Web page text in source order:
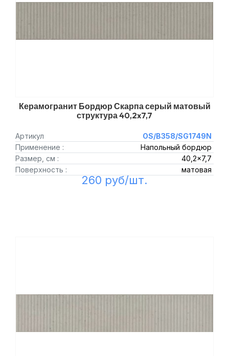
Керамогранит Бордюр Скарпа серый матовый
структура 40,2x7,7
Артикул
OS/B358/SG1749N
Применение :
Напольный бордюр
Размер, см :
40,2x7,7
Поверхность :
матовая
260 руб/шт.